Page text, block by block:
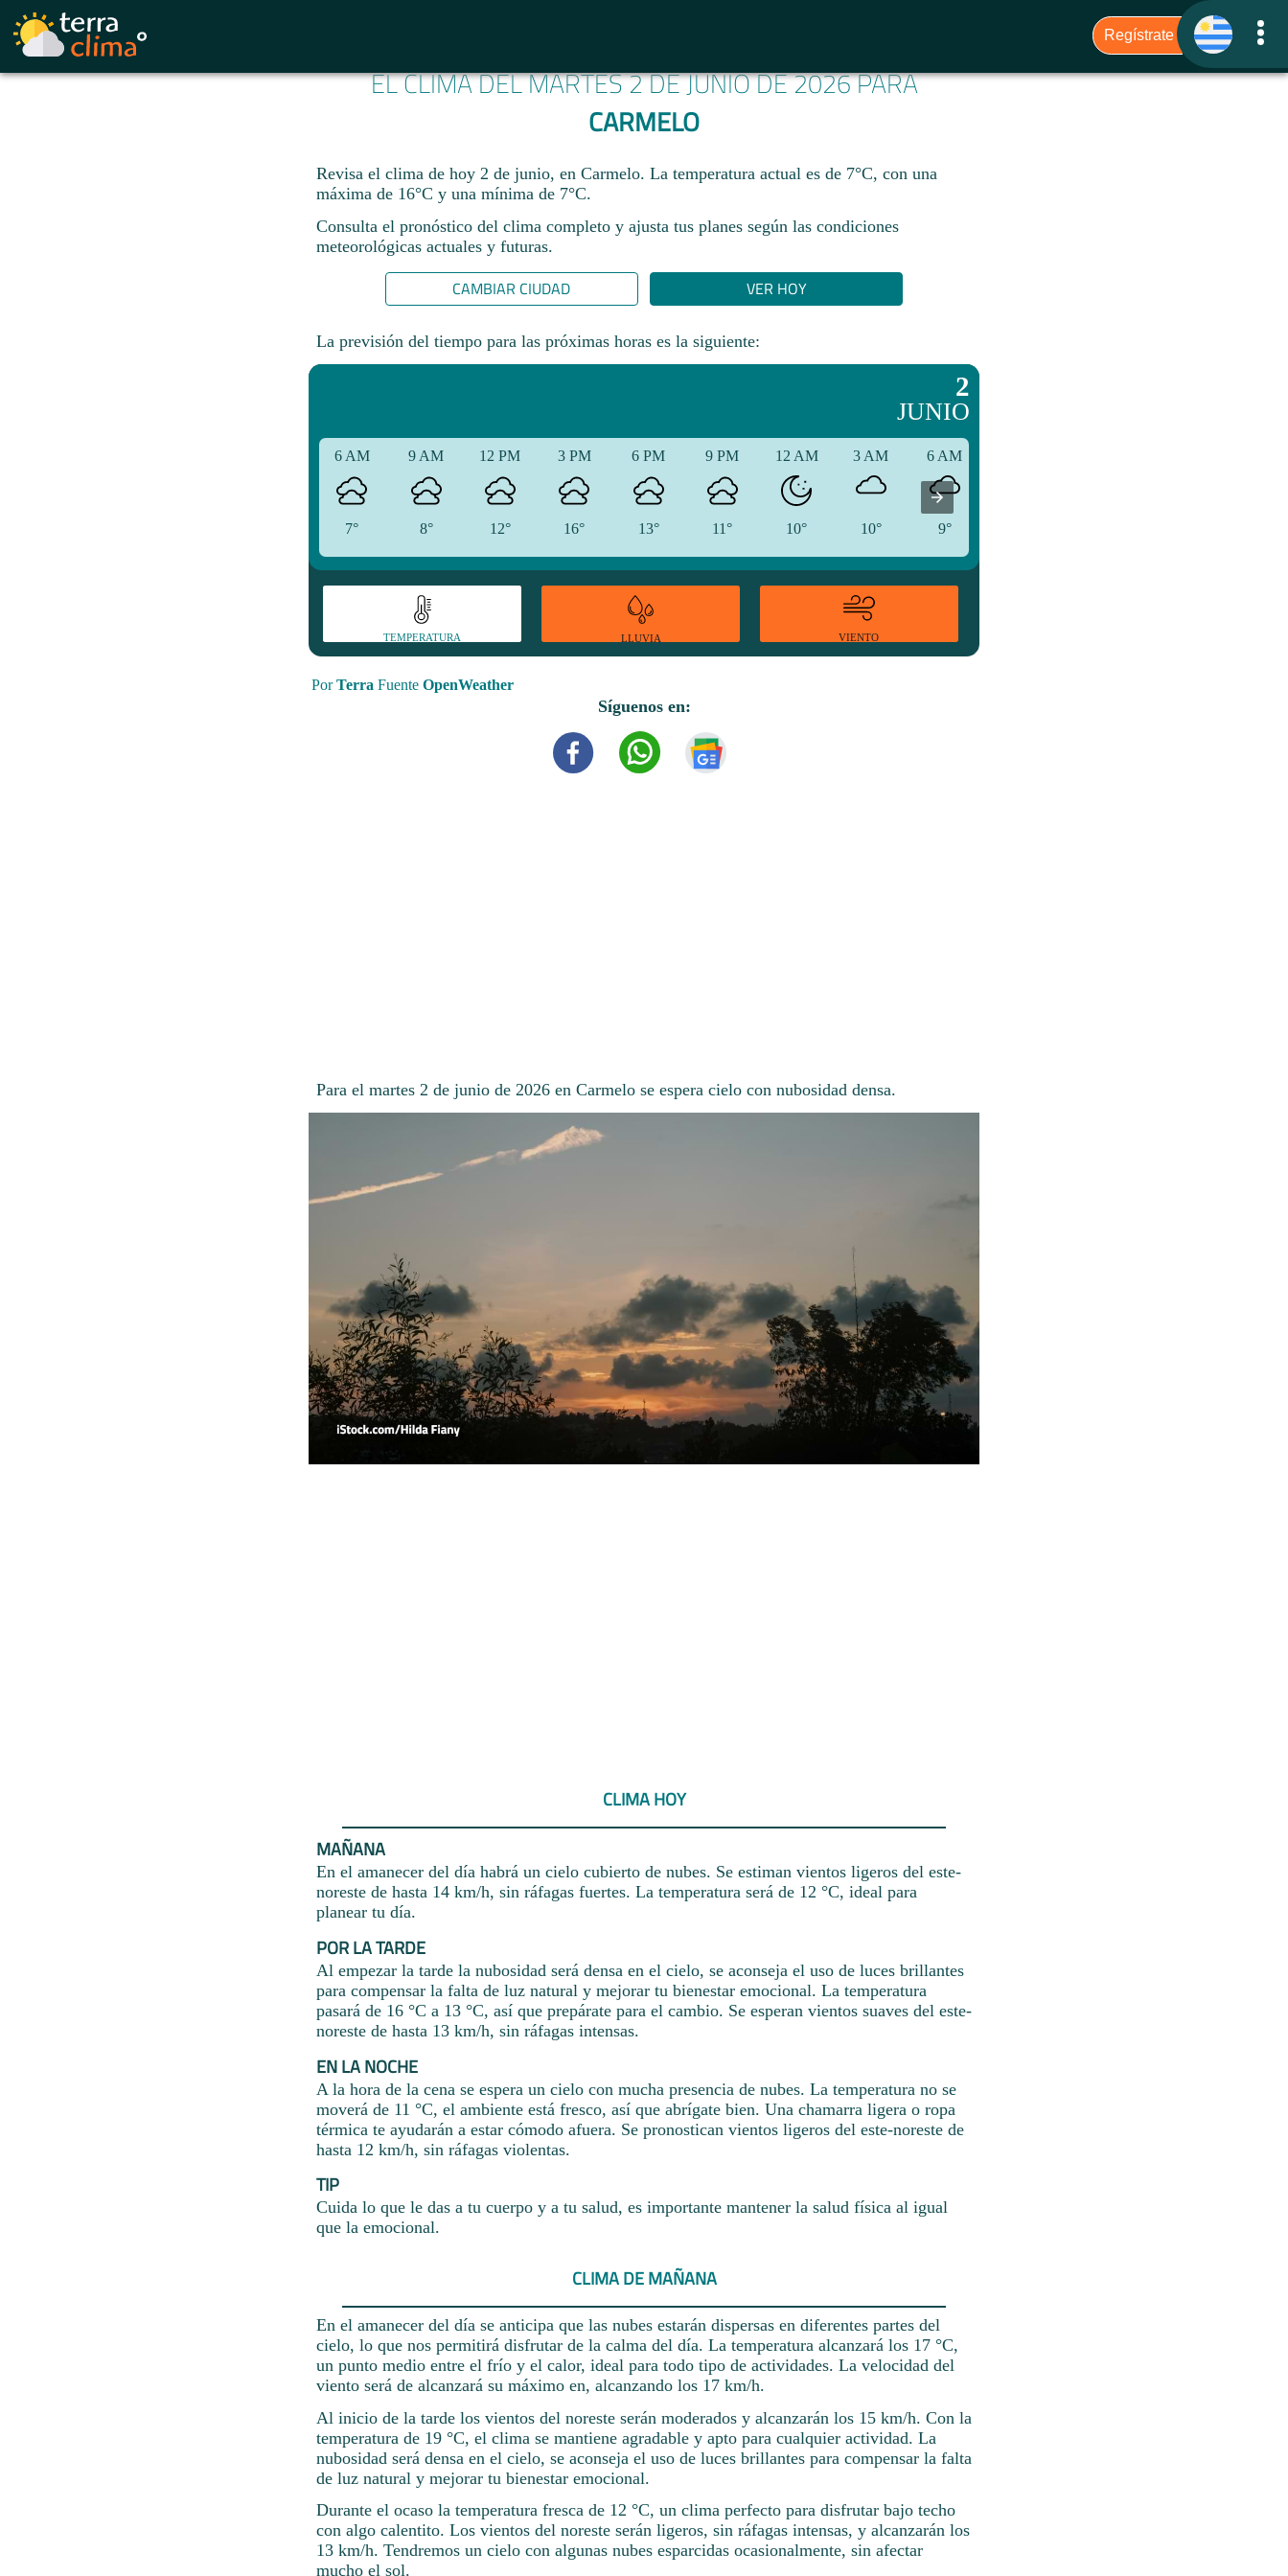
EL CLIMA DEL MARTES 2 DE JUNIO DE 2026 PARA
CARMELO
Revisa el clima de hoy 2 de junio, en Carmelo. La temperatura actual es de 7°C, con una
máxima de 16°C y una mínima de 7°C.​
Consulta el pronóstico del clima completo y ajusta tus planes según las condiciones
meteorológicas actuales y futuras.
CAMBIAR CIUDAD VER HOY
La previsión del tiempo para las próximas horas es la siguiente:
2
JUNIO
6 AM
7°
9 AM
8°
12 PM
12°
3 PM
16°
6 PM
13°
9 PM
11°
12 AM
10°
3 AM
10°
6 AM
9°
TEMPERATURA LLUVIA VIENTO
PorTerra Fuente OpenWeather
Síguenos en:
Para el martes 2 de junio de 2026 en Carmelo se espera cielo con nubosidad densa.
CLIMA HOY
MAÑANA
En el amanecer del día habrá un cielo cubierto de nubes. Se estiman vientos ligeros del este-
noreste de hasta 14 km/h, sin ráfagas fuertes. La temperatura será de 12 °C, ideal para
planear tu día.
POR LA TARDE
Al empezar la tarde la nubosidad será densa en el cielo, se aconseja el uso de luces brillantes
para compensar la falta de luz natural y mejorar tu bienestar emocional. La temperatura
pasará de 16 °C a 13 °C, así que prepárate para el cambio. Se esperan vientos suaves del este-
noreste de hasta 13 km/h, sin ráfagas intensas.
EN LA NOCHE
A la hora de la cena se espera un cielo con mucha presencia de nubes. La temperatura no se
moverá de 11 °C, el ambiente está fresco, así que abrígate bien. Una chamarra ligera o ropa
térmica te ayudarán a estar cómodo afuera. Se pronostican vientos ligeros del este-noreste de
hasta 12 km/h, sin ráfagas violentas.
TIP
Cuida lo que le das a tu cuerpo y a tu salud, es importante mantener la salud física al igual
que la emocional.
CLIMA DE MAÑANA
En el amanecer del día se anticipa que las nubes estarán dispersas en diferentes partes del
cielo, lo que nos permitirá disfrutar de la calma del día. La temperatura alcanzará los 17 °C,
un punto medio entre el frío y el calor, ideal para todo tipo de actividades. La velocidad del
viento será de alcanzará su máximo en, alcanzando los 17 km/h.
Al inicio de la tarde los vientos del noreste serán moderados y alcanzarán los 15 km/h. Con la
temperatura de 19 °C, el clima se mantiene agradable y apto para cualquier actividad. La
nubosidad será densa en el cielo, se aconseja el uso de luces brillantes para compensar la falta
de luz natural y mejorar tu bienestar emocional.
Durante el ocaso la temperatura fresca de 12 °C, un clima perfecto para disfrutar bajo techo
con algo calentito. Los vientos del noreste serán ligeros, sin ráfagas intensas, y alcanzarán los
13 km/h. Tendremos un cielo con algunas nubes esparcidas ocasionalmente, sin afectar
mucho el sol.